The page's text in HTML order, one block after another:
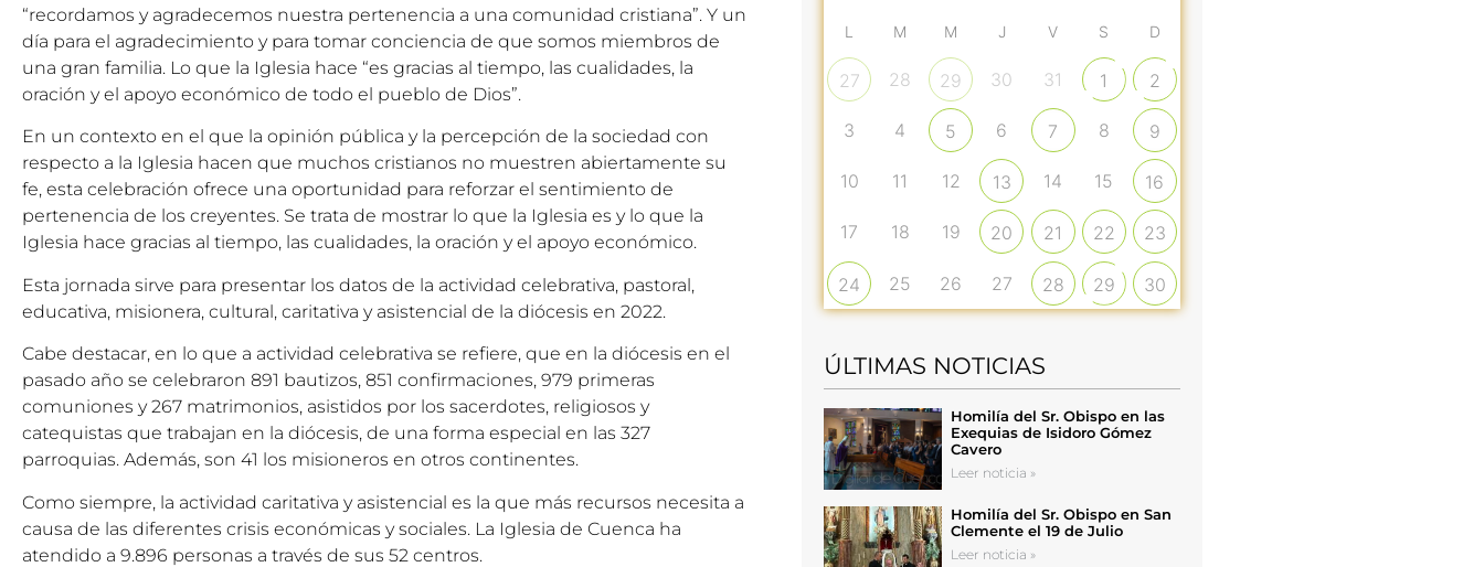
“recordamos y agradecemos nuestra pertenencia a una comunidad cristiana”. Y un
día para el agradecimiento y para tomar conciencia de que somos miembros de
una gran familia. Lo que la Iglesia hace “es gracias al tiempo, las cualidades, la
oración y el apoyo económico de todo el pueblo de Dios”.
En un contexto en el que la opinión pública y la percepción de la sociedad con
respecto a la Iglesia hacen que muchos cristianos no muestren abiertamente su
fe, esta celebración ofrece una oportunidad para reforzar el sentimiento de
pertenencia de los creyentes. Se trata de mostrar lo que la Iglesia es y lo que la
Iglesia hace gracias al tiempo, las cualidades, la oración y el apoyo económico.
Esta jornada sirve para presentar los datos de la actividad celebrativa, pastoral,
educativa, misionera, cultural, caritativa y asistencial de la diócesis en 2022.
Cabe destacar, en lo que a actividad celebrativa se refiere, que en la diócesis en el
pasado año se celebraron 891 bautizos, 851 confirmaciones, 979 primeras
comuniones y 267 matrimonios, asistidos por los sacerdotes, religiosos y
catequistas que trabajan en la diócesis, de una forma especial en las 327
parroquias. Además, son 41 los misioneros en otros continentes.
Como siempre, la actividad caritativa y asistencial es la que más recursos necesita a
causa de las diferentes crisis económicas y sociales. La Iglesia de Cuenca ha
atendido a 9.896 personas a través de sus 52 centros.
L M M J V S D
27 28 29 30 31 1 2
3 4 5 6 7 8 9
10 11 12 13 14 15 16
17 18 19 20 21 22 23
24 25 26 27 28 29 30
ÚLTIMAS NOTICIAS
Homilía del Sr. Obispo en las
Exequias de Isidoro Gómez
Cavero
Leer noticia »
Homilía del Sr. Obispo en San
Clemente el 19 de Julio
Leer noticia »